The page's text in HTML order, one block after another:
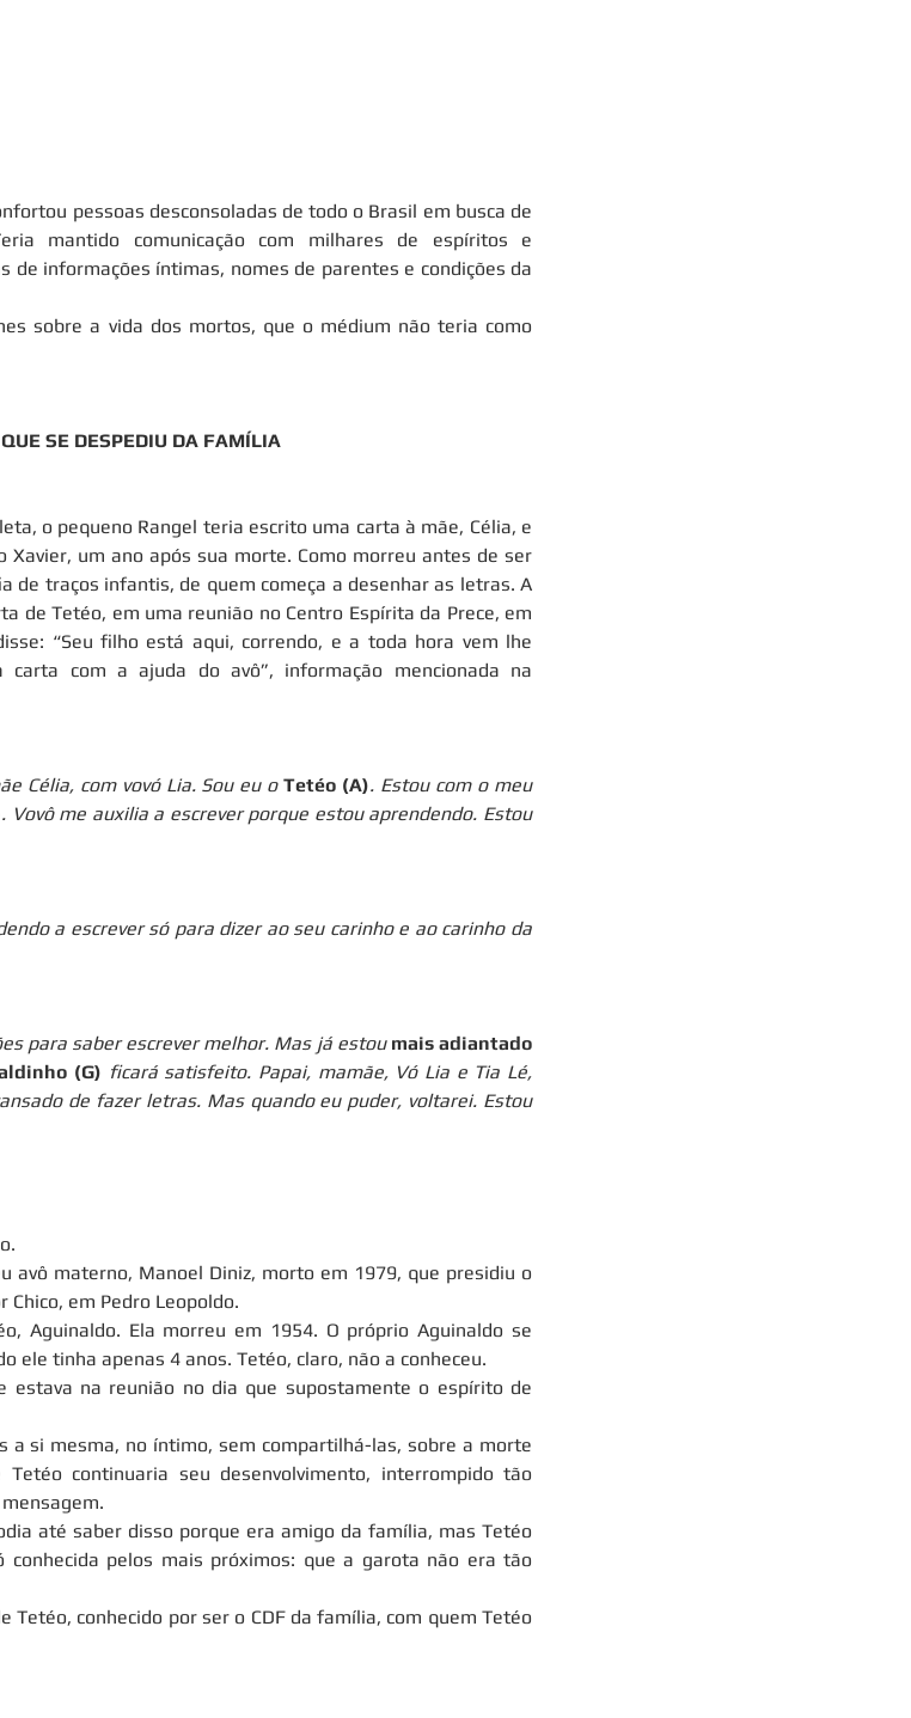
pessoas desconsoladas de todo o Brasil em busca de
mantido comunicação com milhares de espíritos e
de informações íntimas, nomes de parentes e condições da
sobre a vida dos mortos, que o médium não teria como
SE DESPEDIU DA FAMÍLIA
o pequeno Rangel teria escrito uma carta à mãe, Célia, e
Xavier, um ano após sua morte. Como morreu antes de ser
de traços infantis, de quem começa a desenhar as letras. A
de Tetéo, em uma reunião no Centro Espírita da Prece, em
“Seu filho está aqui, correndo, e a toda hora vem lhe
carta com a ajuda do avô”, informação mencionada na
Célia, com vovó Lia. Sou eu o Tetéo (A)
. Estou com o meu
. Vovô me auxilia a escrever porque estou aprendendo. Estou
a escrever só para dizer ao seu carinho e ao carinho da
para saber escrever melhor. Mas já estou mais adiantado
(G) ficará satisfeito. Papai, mamãe, Vó Lia e Tia Lé,
de fazer letras. Mas quando eu puder, voltarei. Estou
avô materno, Manoel Diniz, morto em 1979, que presidiu o
Chico, em Pedro Leopoldo.
Aguinaldo. Ela morreu em 1954. O próprio Aguinaldo se
ele tinha apenas 4 anos. Tetéo, claro, não a conheceu.
estava na reunião no dia que supostamente o espírito de
a si mesma, no íntimo, sem compartilhá-las, sobre a morte
continuaria seu desenvolvimento, interrompido tão
até saber disso porque era amigo da família, mas Tetéo
conhecida pelos mais próximos: que a garota não era tão
Tetéo, conhecido por ser o CDF da família, com quem Tetéo